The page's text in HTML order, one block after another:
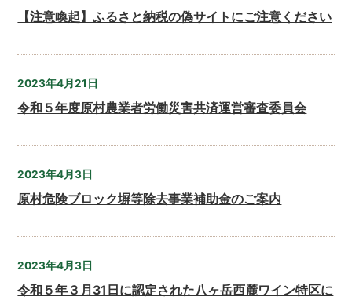
【注意喚起】ふるさと納税の偽サイトにご注意ください
2023年4月21日
令和５年度原村農業者労働災害共済運営審査委員会
2023年4月3日
原村危険ブロック塀等除去事業補助金のご案内
2023年4月3日
令和５年３月31日に認定された八ヶ岳西麓ワイン特区に